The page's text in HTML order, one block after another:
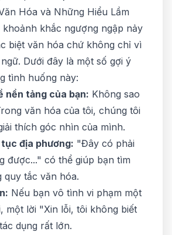
Hóa và Những Hiểu Lầm
khắc ngượng ngập nảy
biệt văn hóa chứ không chỉ vì
Dưới đây là một số gợi ý
tình huống này:
nền tảng của bạn: Không sao
văn hóa của tôi, chúng tôi
thích góc nhìn của mình.
địa phương: "Đây có phải
được..." có thể giúp bạn tìm
quy tắc văn hóa.
Nếu bạn vô tình vi phạm một
một lời "Xin lỗi, tôi không biết
dụng rất lớn.